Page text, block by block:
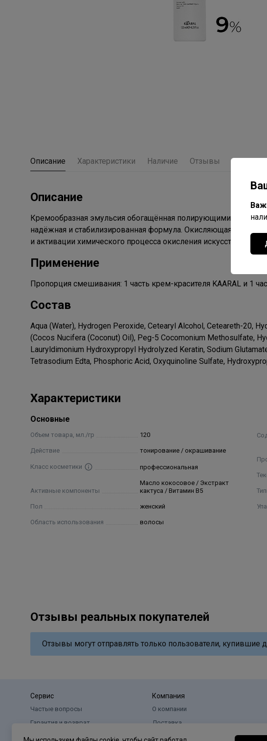
Описание Характеристики Наличие Отзывы
Описание
Кремообразная эмульсия обогащённая полирующими и
надёжная и стабилизированная формула. Окисляющая
и активации химического процесса окисления искусственной
Применение
Пропорция смешивания: 1 часть крем-красителя KAARAL и 1
Состав
Aqua (Water), Hydrogen Peroxide, Cetearyl Alcohol, Ceteareth-20,
(Cocos Nucifera (Coconut) Oil), Peg-5 Cocomonium Methosulfate,
Lauryldimonium Hydroxypropyl Hydrolyzed Keratin, Sodium
Tetrasodium Edta, Phosphoric Acid, Oxyquinoline Sulfate,
Характеристики
Основные
Объем товара, мл./гр 120
Действие тонирование / окрашивание
Класс косметики профессиональная
Активные компоненты
Масло кокосовое / Экстракт
кактуса / Витамин В5
Пол женский
Область использования волосы
Отзывы реальных покупателей
Отзывы могут отправлять только пользователи, купившие
Сервис
Частые вопросы
Гарантия и возврат
Компания
О компании
Доставка
Реквизиты